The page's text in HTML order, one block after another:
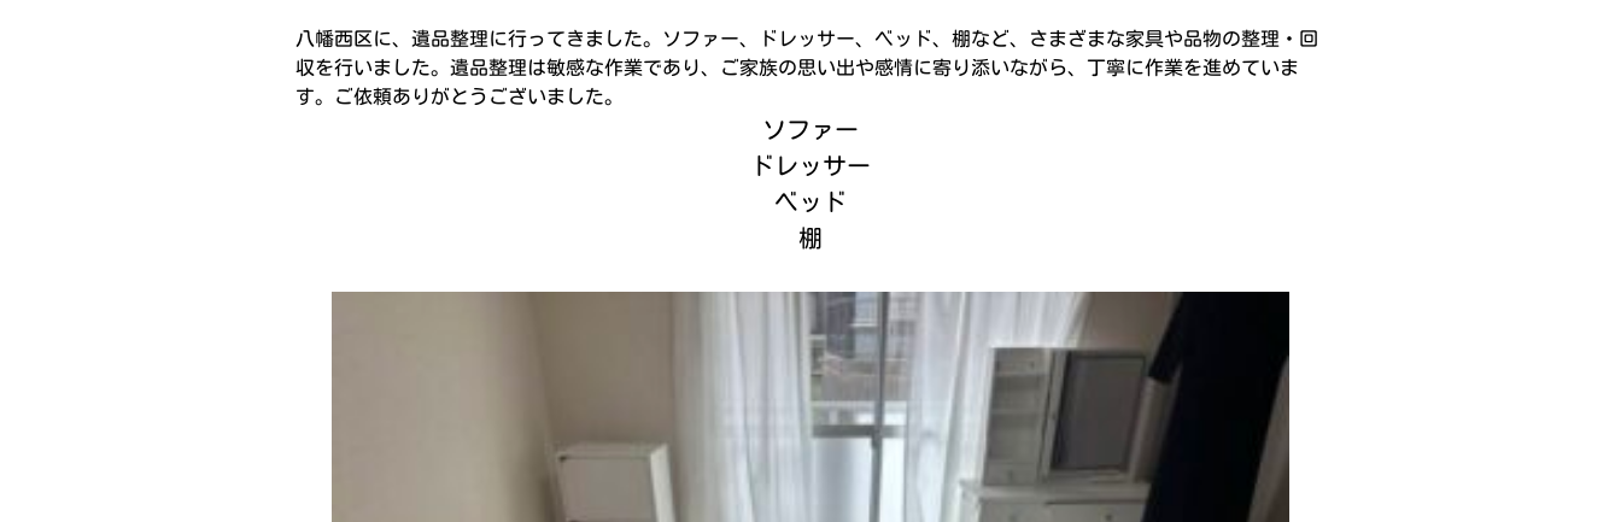
八幡西区に、遺品整理に行ってきました。ソファー、ドレッサー、ベッド、棚など、さまざまな家具や品物の整理・回
収を行いました。遺品整理は敏感な作業であり、ご家族の思い出や感情に寄り添いながら、丁寧に作業を進めていま
す。ご依頼ありがとうございました。
ソファー
ドレッサー
ベッド
棚